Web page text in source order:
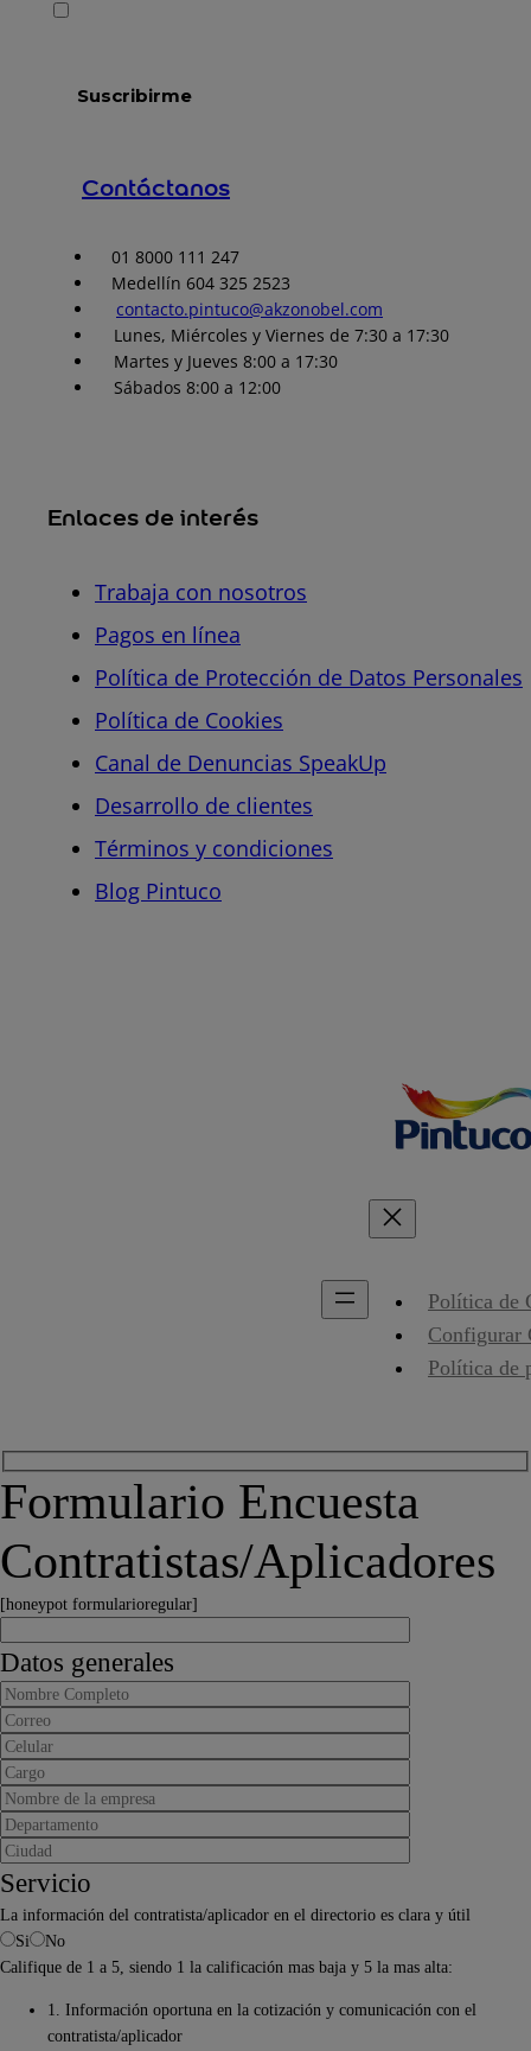
Contáctanos
01 8000 111 247
Medellín 604 325 2523
contacto.pintuco@akzonobel.com
Lunes, Miércoles y Viernes de 7:30 a 17:30
Martes y Jueves 8:00 a 17:30
Sábados 8:00 a 12:00
Enlaces de interés
Trabaja con nosotros
Pagos en línea
Política de Protección de Datos Personales
Política de Cookies
Canal de Denuncias SpeakUp
Desarrollo de clientes
Términos y condiciones
Blog Pintuco
Política de
Configurar
Política de
Formulario Encuesta
Contratistas/Aplicadores
[honeypot formularioregular]
Datos generales
Servicio
La información del contratista/aplicador en el directorio es clara y útil
Si
No
Califique de 1 a 5, siendo 1 la calificación mas baja y 5 la mas alta:
1. Información oportuna en la cotización y comunicación con el
contratista/aplicador